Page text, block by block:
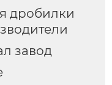
дробилки
завод